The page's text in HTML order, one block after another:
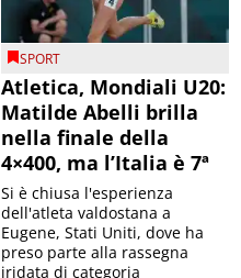
SPORT
Atletica, Mondiali U20:
Matilde Abelli brilla
nella finale della
4×400, ma l’Italia è 7ª
Si è chiusa l'esperienza
dell'atleta valdostana a
Eugene, Stati Uniti, dove ha
preso parte alla rassegna
iridata di categoria